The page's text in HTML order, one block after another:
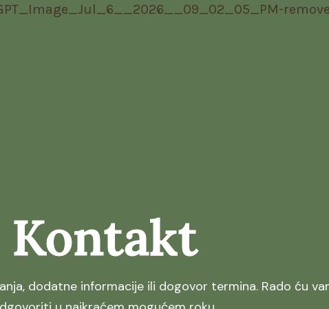
Kontakt
dodatne informacije ili dogovor termina. Rado ću